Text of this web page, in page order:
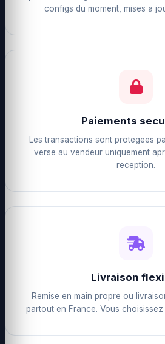
configs du moment, mises a
Paiements
Les transactions sont protegees
verse au vendeur uniquement
reception.
Livraison
Remise en main propre ou
partout en France. Vous